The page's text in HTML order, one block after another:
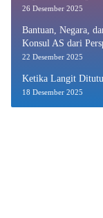
26 Desember 2025
Bantuan, Negara,
Konsul AS dari
22 Desember 2025
Ketika Langit
18 Desember 2025